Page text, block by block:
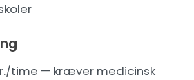
time — kræver medicinsk